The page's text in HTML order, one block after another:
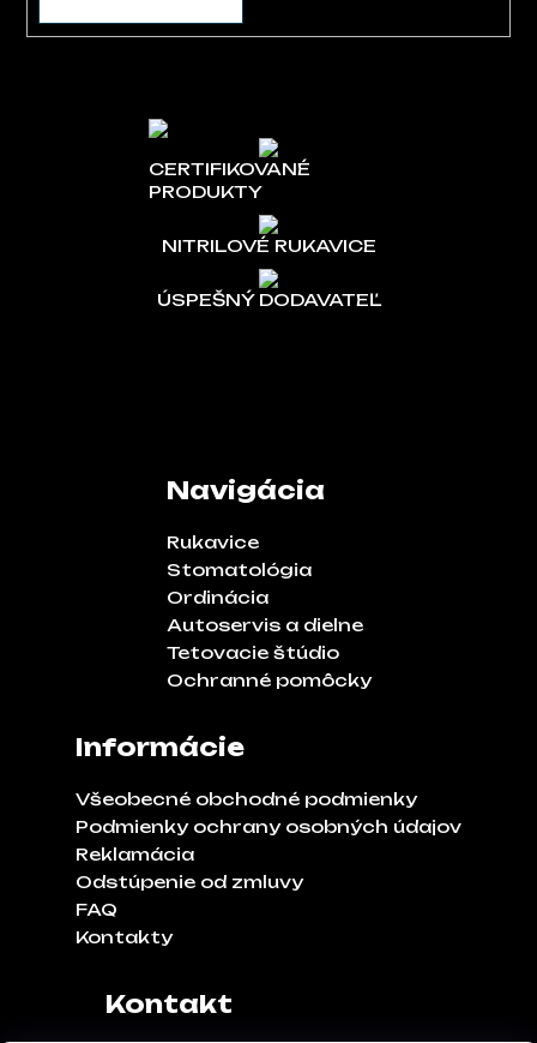
CERTIFIKOVANÉ
PRODUKTY
NITRILOVÉ RUKAVICE
ÚSPEŠNÝ DODAVATEĽ
Navigácia
Rukavice
Stomatológia
Ordinácia
Autoservis a dielne
Tetovacie štúdio
Ochranné pomôcky
Informácie
Všeobecné obchodné podmienky
Podmienky ochrany osobných údajov
Reklamácia
Odstúpenie od zmluvy
FAQ
Kontakty
Kontakt